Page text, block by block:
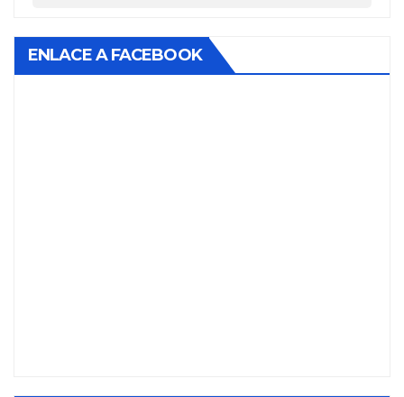
ENLACE A FACEBOOK